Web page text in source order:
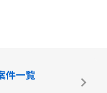
件一覧